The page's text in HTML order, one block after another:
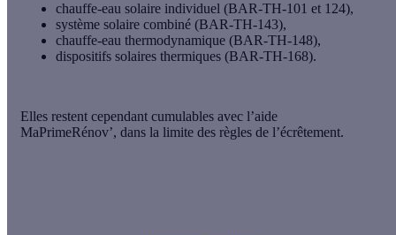
chauffe-eau solaire individuel (BAR-TH-101 et 124),
système solaire combiné (BAR-TH-143),
chauffe-eau thermodynamique (BAR-TH-148),
dispositifs solaires thermiques (BAR-TH-168).
Elles restent cependant cumulables avec l’aide
MaPrimeRénov’, dans la limite des règles de l’écrêtement.